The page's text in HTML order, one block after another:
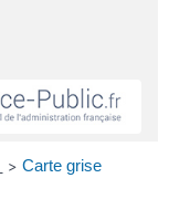
> Carte grise